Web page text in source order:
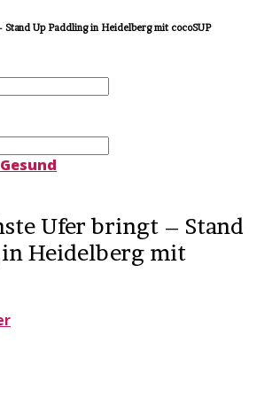
Up Paddling in Heidelberg mit cocoSUP
Ufer bringt – Stand
Heidelberg mit